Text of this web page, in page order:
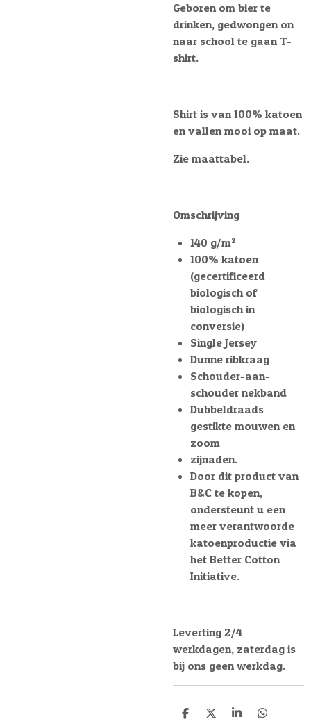
Geboren om bier te
drinken, gedwongen on
naar school te gaan T-
shirt.
Shirt is van 100% katoen
en vallen mooi op maat.
Zie maattabel.
Omschrijving
140 g/m²
100% katoen
(gecertificeerd
biologisch of
biologisch in
conversie)
Single Jersey
Dunne ribkraag
Schouder-aan-
schouder nekband
Dubbeldraads
gestikte mouwen en
zoom
zijnaden.
Door dit product van
B&C te kopen,
ondersteunt u een
meer verantwoorde
katoenproductie via
het Better Cotton
Initiative.
Leverting 2/4
werkdagen, zaterdag is
bij ons geen werkdag.